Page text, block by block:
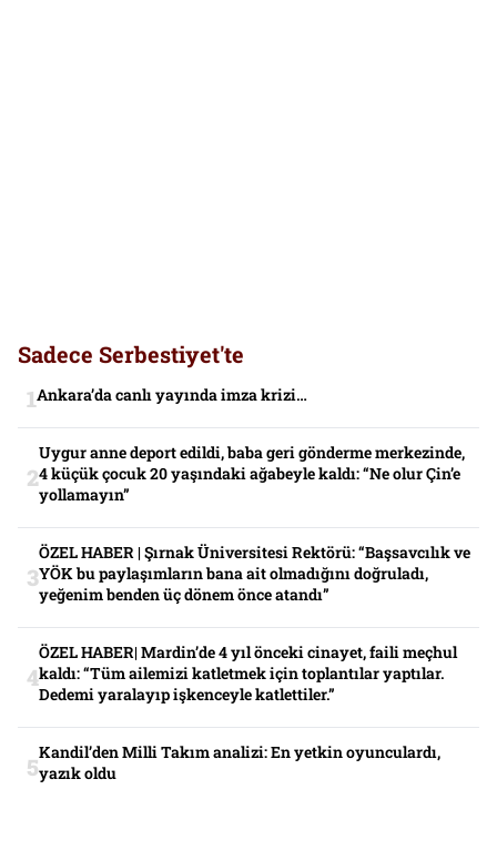
Sadece Serbestiyet'te
Ankara’da canlı yayında imza krizi…
Uygur anne deport edildi, baba geri gönderme merkezinde,
4 küçük çocuk 20 yaşındaki ağabeyle kaldı: “Ne olur Çin’e
yollamayın”
ÖZEL HABER | Şırnak Üniversitesi Rektörü: “Başsavcılık ve
YÖK bu paylaşımların bana ait olmadığını doğruladı,
yeğenim benden üç dönem önce atandı”
ÖZEL HABER| Mardin’de 4 yıl önceki cinayet, faili meçhul
kaldı: “Tüm ailemizi katletmek için toplantılar yaptılar.
Dedemi yaralayıp işkenceyle katlettiler.”
Kandil’den Milli Takım analizi: En yetkin oyunculardı,
yazık oldu